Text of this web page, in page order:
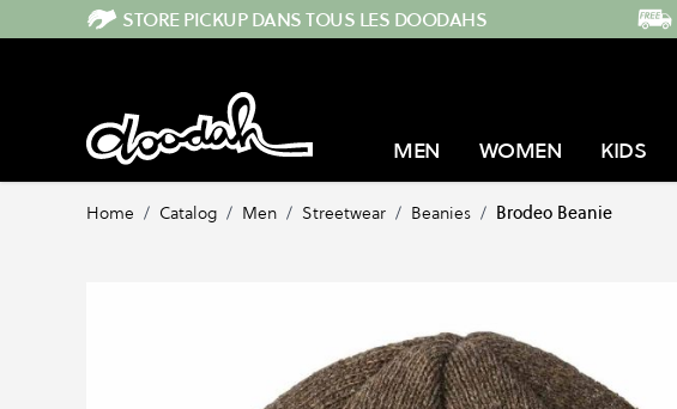
Skip to ContentSTORE PICKUP DANS TOUS LES DOODAHS
MEN WOMEN KIDS
Home / Catalog / Men / Streetwear / Beanies / Brodeo Beanie